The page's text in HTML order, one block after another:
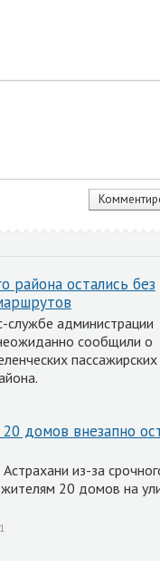
района остались без
службе администрации
сообщили о
домов внезапно
из-за
20 домов на